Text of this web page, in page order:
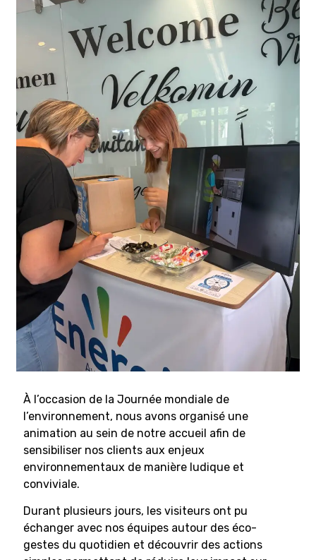
À l’occasion de la Journée mondiale de
l’environnement, nous avons organisé une
animation au sein de notre accueil afin de
sensibiliser nos clients aux enjeux
environnementaux de manière ludique et
conviviale.
Durant plusieurs jours, les visiteurs ont pu
échanger avec nos équipes autour des éco-
gestes du quotidien et découvrir des actions